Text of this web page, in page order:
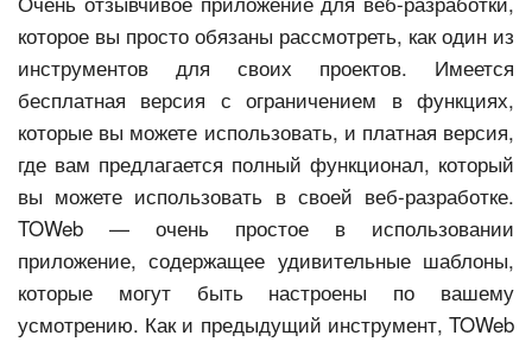
которое вы просто обязаны рассмотреть, как один из
инструментов для своих проектов. Имеется
бесплатная версия с ограничением в функциях,
которые вы можете использовать, и платная версия,
где вам предлагается полный функционал, который
вы можете использовать в своей веб-разработке.
TOWeb — очень простое в использовании
приложение, содержащее удивительные шаблоны,
которые могут быть настроены по вашему
усмотрению. Как и предыдущий инструмент, TOWeb